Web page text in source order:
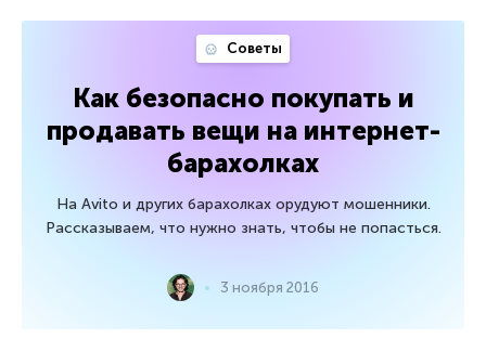
Советы
Как безопасно покупать и
продавать вещи на интернет-
барахолках
На Avito и других барахолках орудуют мошенники.
Рассказываем, что нужно знать, чтобы не попасться.
3 ноября 2016